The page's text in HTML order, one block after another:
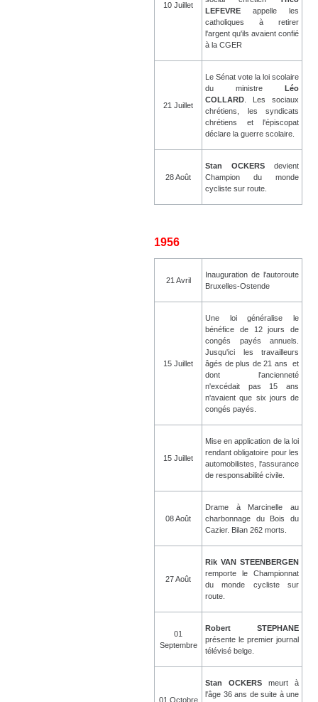
10 Juillet
LEFEVRE appelle les
catholiques à retirer
l'argent qu'ils avaient confié
à la CGER
21 Juillet
Le Sénat vote la loi scolaire
du ministre Léo
COLLARD . Les sociaux
chrétiens, les syndicats
chrétiens et l'épiscopat
déclare la guerre scolaire.
28 Août
Stan OCKERS devient
Champion du monde
cycliste sur route.
1956
21 Avril
Inauguration de l'autoroute
Bruxelles-Ostende
15 Juillet
Une loi généralise le
bénéfice de 12 jours de
congés payés annuels.
Jusqu'ici les travailleurs
âgés de plus de 21 ans et
dont l'ancienneté
n'excédait pas 15 ans
n'avaient que six jours de
congés payés.
15 Juillet
Mise en application de la loi
rendant obligatoire pour les
automobilistes, l'assurance
de responsabilité civile.
08 Août
Drame à Marcinelle au
charbonnage du Bois du
Cazier. Bilan 262 morts.
27 Août
Rik VAN STEENBERGEN
remporte le Championnat
du monde cycliste sur
route.
01
Septembre
Robert STEPHANE
présente le premier journal
télévisé belge.
01 Octobre
Stan OCKERS meurt à
l'âge 36 ans de suite à une